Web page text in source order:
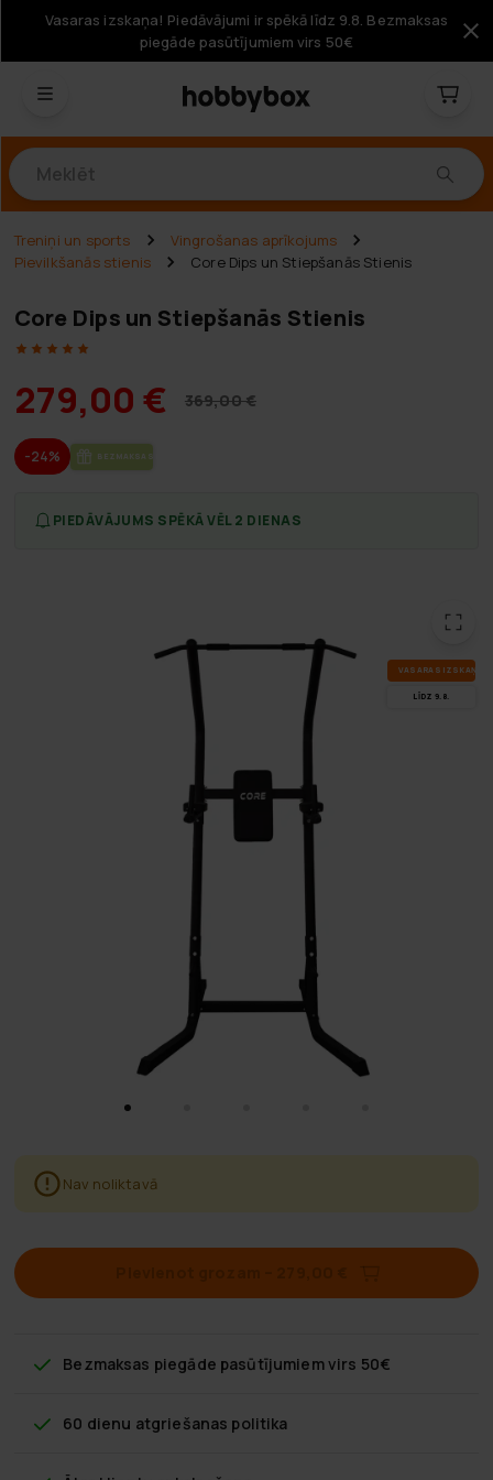
Vasaras izskaņa! Piedāvājumi ir spēkā līdz 9.8. Bezmaksas
piegāde pasūtījumiem virs 50€
Treniņi un sports
Vingrošanas aprīkojums
Pievilkšanās stienis
Core Dips un Stiepšanās Stienis
Core Dips un Stiepšanās Stienis
279,00 € 369,00 €
-24% BEZ­MAK­SAS PIE­GĀ­DE
PIEDĀVĀJUMS SPĒKĀ VĒL 2 DIENAS
VA­SA­RAS IZ­SKA­ŅA
LĪDZ 9.8.
Nav noliktavā
Bezmaksas piegāde pasūtījumiem virs 50€
60 dienu atgriešanas politika